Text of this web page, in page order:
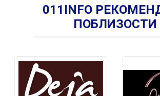
011INFO
ПОБЛИЗОСТИ